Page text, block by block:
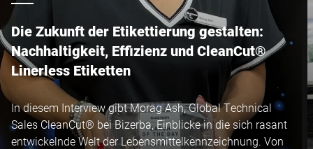
Die Zukunft der Etikettierung gestalten:
Nachhaltigkeit, Effizienz und CleanCut®
Linerless Etiketten
In diesem Interview gibt Morag Ash, Global Technical
Sales CleanCut® bei Bizerba, Einblicke in die sich rasant
entwickelnde Welt der Lebensmittelkennzeichnung. Von